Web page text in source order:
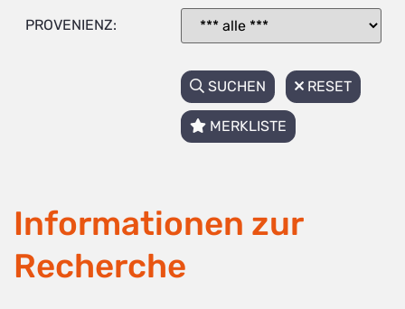
PROVENIENZ:
SUCHEN RESET
MERKLISTE
Informationen zur
Recherche